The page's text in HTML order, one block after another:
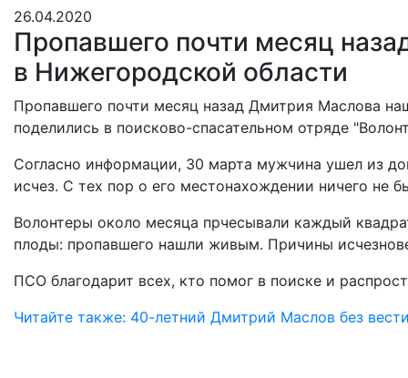
26.04.2020
Пропавшего почти месяц
в Нижегородской области
Пропавшего почти месяц назад Дмитрия Маслова
поделились в поисково-спасательном отряде
Согласно информации, 30 марта мужчина ушел из
исчез. С тех пор о его местонахождении ничего не
Волонтеры около месяца прчесывали каждый
плоды: пропавшего нашли живым. Причины
ПСО благодарит всех, кто помог в поиске и
Читайте также: 40-летний Дмитрий Маслов без